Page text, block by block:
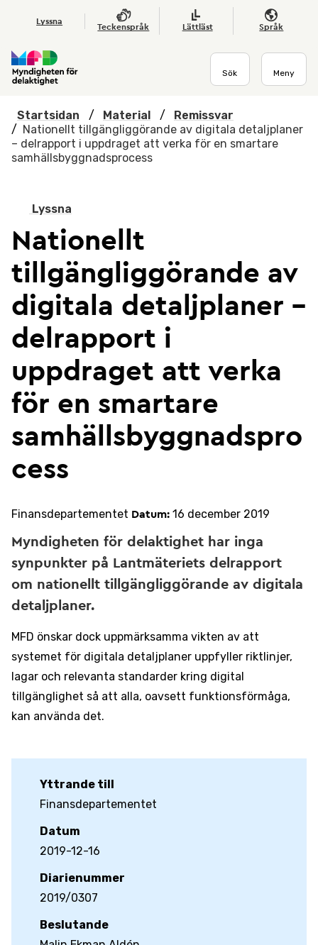
Hoppa till huvudmenyn
Lyssna
Teckenspråk Lättläst Språk
Sök Meny
Startsidan / Material /
Remissvar
/ Nationellt tillgängliggörande av digitala detaljplaner
– delrapport i uppdraget att verka för en smartare
samhällsbyggnadsprocess
Lyssna
Nationellt
tillgängliggörande av
digitala detaljplaner –
delrapport i
uppdraget att verka
för en smartare
samhällsbyggnadspro
cess
Finansdepartementet Datum: 16 december 2019
Myndigheten för delaktighet har inga
synpunkter på Lantmäteriets delrapport
om nationellt tillgängliggörande av digitala
detaljplaner.
MFD önskar dock uppmärksamma vikten av att
systemet för digitala detaljplaner uppfyller riktlinjer,
lagar och relevanta standarder kring digital
tillgänglighet så att alla, oavsett funktionsförmåga,
kan använda det.
Yttrande till
Finansdepartementet
Datum
2019-12-16
Diarienummer
2019/0307
Beslutande